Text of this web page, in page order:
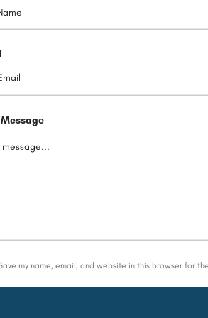
my name, email, and website in this browser for